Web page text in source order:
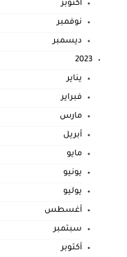
أكتوبر
نوفمبر
ديسمبر
2023
يناير
فبراير
مارس
أبريل
مايو
يونيو
يوليو
أغسطس
سبتمبر
أكتوبر